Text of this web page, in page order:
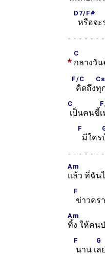
D7/F#
หรือจะ
*
C
กลางวั
F/C
คิดถึงทุ
C
เป็นคนขี้
F
มีใคร
Am
แล้ว ที่ฉัน
F
ข่าวคร
Am
ทิ้ง ให้คน
F
นาน เ
G
ล